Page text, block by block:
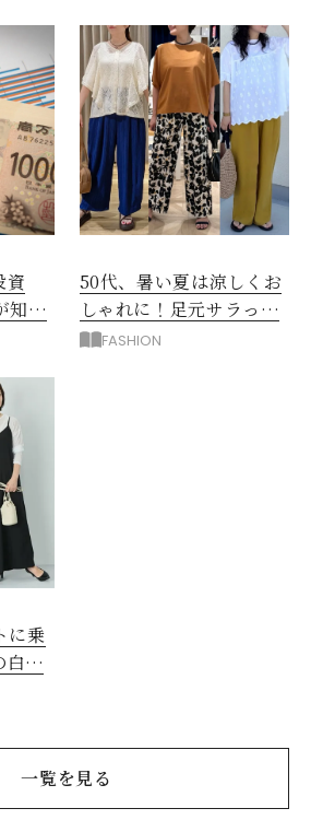
資
知る
50代、暑い夏は涼しくお
しゃれに！足元サラっと
快適「優秀ワイドパン
FASHION
に乗
白シ
一覧を見る